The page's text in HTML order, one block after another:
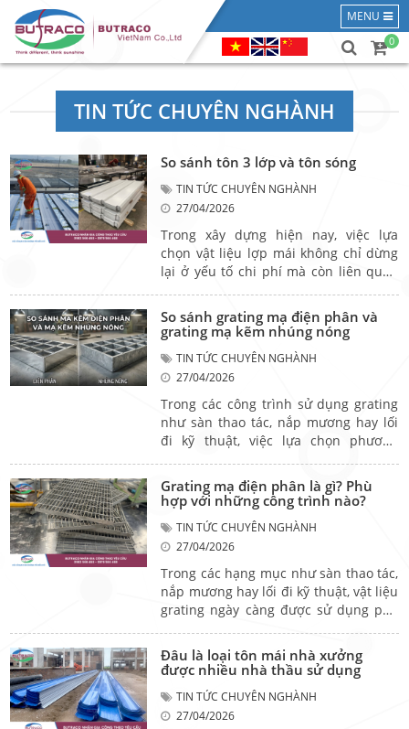
MENU
0
TIN TỨC CHUYÊN NGHÀNH
So sánh tôn 3 lớp và tôn sóng
TIN TỨC CHUYÊN NGHÀNH
27/04/2026
Trong xây dựng hiện nay, việc lựa
chọn vật liệu lợp mái không chỉ dừng
lại ở yếu tố chi phí mà còn liên quan
hiệu quả sử dụng lâu dài. Trong số đó,
tôn 3 lớp và tôn sóng là hai dòng vật
liệu phổ biến, được ứng dụng rộng rãi
trong cả công trình dân dụng lẫn công
nghiệp.
So sánh grating mạ điện phân và
grating mạ kẽm nhúng nóng
TIN TỨC CHUYÊN NGHÀNH
27/04/2026
Trong các công trình sử dụng grating
như sàn thao tác, nắp mương hay lối
đi kỹ thuật, việc lựa chọn phương
rất quan trọng. Trong đó, grating mạ
điện phân và grating mạ kẽm nhúng
nóng là hai lựa chọn phổ biến, mỗi
loại có đặc điểm riêng phù hợp với
từng điều kiện sử dụng khác nhau.
Grating mạ điện phân là gì? Phù
hợp với những công trình nào?
TIN TỨC CHUYÊN NGHÀNH
27/04/2026
Trong các hạng mục như sàn thao tác,
nắp mương hay lối đi kỹ thuật, vật liệu
grating ngày càng được sử dụng phổ
tốt. Trong đó, grating mạ điện phân là
một lựa chọn được nhiều công trình
cân nhắc khi cần tối ưu chi phí mà vẫn
đảm bảo tính thẩm mỹ và khả năng
chống ăn mòn.
Đâu là loại tôn mái nhà xưởng
được nhiều nhà thầu sử dụng
TIN TỨC CHUYÊN NGHÀNH
27/04/2026